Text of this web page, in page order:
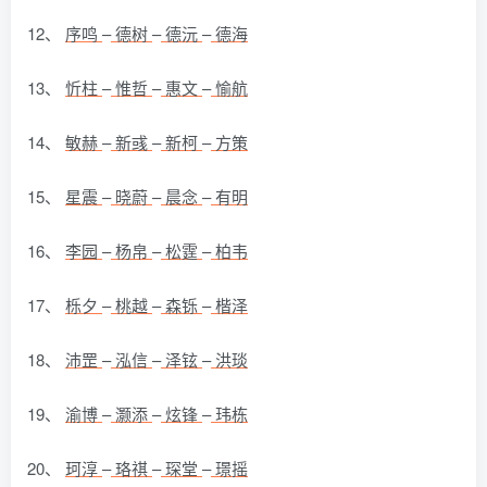
12、 序鸣 –德树–德沅–德海
13、 忻柱–惟哲–惠文–愉航
14、 敏赫–新彧–新柯–方策
15、 星震–晓蔚–晨念–有明
16、 李园 –杨帛 –松霆 –柏韦
17、 栎夕 –桃越–森铄–楷泽
18、 沛罡 –泓信–泽铉–洪琰
19、 渝博–灏添–炫锋–玮栋
20、 珂淳–珞祺–琛堂 –璟摇